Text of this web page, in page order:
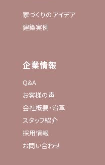
家づくりのアイデア
建築実例
企業情報
Q&A
お客様の声
会社概要・沿革
スタッフ紹介
採用情報
お問い合わせ